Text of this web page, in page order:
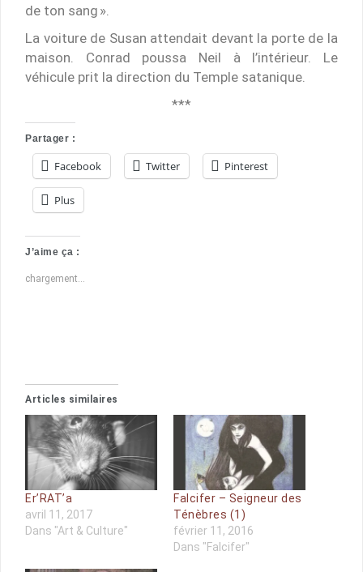
de ton sang ».
La voiture de Susan attendait devant la porte de la
maison. Conrad poussa Neil à l’intérieur. Le
véhicule prit la direction du Temple satanique.
***
Partager :
Facebook Twitter Pinterest
Plus
J’aime ça :
chargement…
Articles similaires
Er’RAT’a
avril 11, 2017
Dans "Art & Culture"
Falcifer – Seigneur des
Ténèbres (1)
février 11, 2016
Dans "Falcifer"